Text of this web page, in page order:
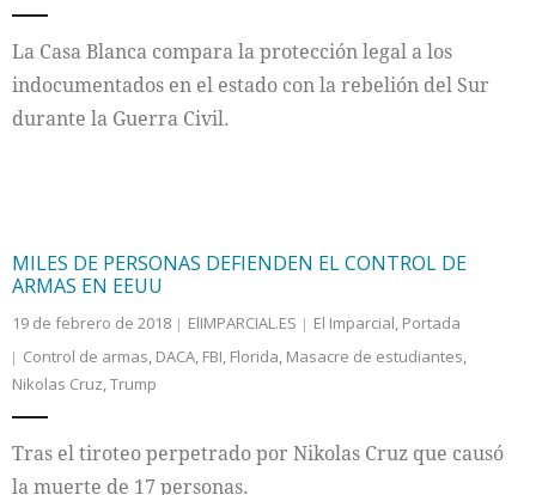
La Casa Blanca compara la protección legal a los
indocumentados en el estado con la rebelión del Sur
durante la Guerra Civil.
MILES DE PERSONAS DEFIENDEN EL CONTROL DE
ARMAS EN EEUU
19 de febrero de 2018 ElIMPARCIAL.ES El Imparcial, Portada
Control de armas, DACA, FBI, Florida, Masacre de estudiantes,
Nikolas Cruz,Trump
Tras el tiroteo perpetrado por Nikolas Cruz que causó
la muerte de 17 personas.